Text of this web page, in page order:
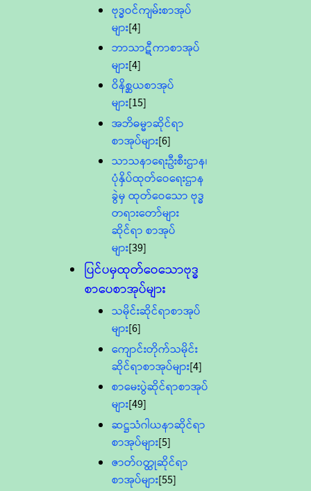
ဗုဒ္ဓဝင်ကျမ်းစာအုပ်
များ[4]
ဘာသာဋီကာစာအုပ်
များ[4]
ဝိနိစ္ဆယစာအုပ်
များ[15]
အဘိဓမ္မာဆိုင်ရာ
စာအုပ်များ[6]
သာသနာရေးဦးစီးဌာန၊
ပုံနှိပ်ထုတ်ဝေရေးဌာန
ခွဲမှ ထုတ်ဝေသော ဗုဒ္ဓ
တရားတော်များ
ဆိုင်ရာ စာအုပ်
များ[39]
ပြင်ပမှထုတ်ဝေသောဗုဒ္ဓ
စာပေစာအုပ်များ
သမိုင်းဆိုင်ရာစာအုပ်
များ[6]
ကျောင်းတိုက်သမိုင်း
ဆိုင်ရာစာအုပ်များ[4]
စာမေးပွဲဆိုင်ရာစာအုပ်
များ[49]
ဆဋ္ဌသံဂါယနာဆိုင်ရာ
စာအုပ်များ[5]
ဇာတ်၀တ္ထုဆိုင်ရာ
စာအုပ်များ[55]